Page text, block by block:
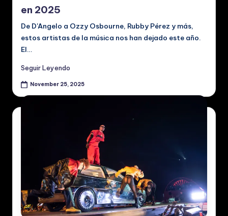
en 2025
De D'Angelo a Ozzy Osbourne, Rubby Pérez y más,
estos artistas de la música nos han dejado este año.
El…
Seguir Leyendo
November 25, 2025